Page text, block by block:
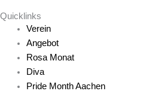
Quicklinks
Verein
Angebot
Rosa Monat
Diva
Pride Month Aachen